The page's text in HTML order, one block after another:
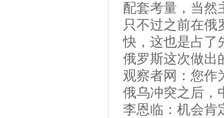
配套考量，当然
只不过之前在俄
快，这也是占了
俄罗斯这次做出
观察者网：您作
俄乌冲突之后，
李恩临：机会肯